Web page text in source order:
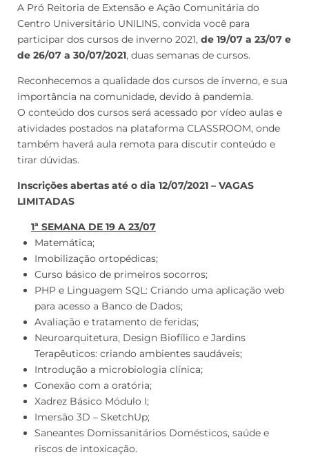
A Pró Reitoria de Extensão e Ação Comunitária do
Centro Universitário UNILINS, convida você para
participar dos cursos de inverno 2021, de 19/07 a 23/07 e
de 26/07 a 30/07/2021, duas semanas de cursos.
Reconhecemos a qualidade dos cursos de inverno, e sua
importância na comunidade, devido à pandemia.
O conteúdo dos cursos será acessado por vídeo aulas e
atividades postados na plataforma CLASSROOM, onde
também haverá aula remota para discutir conteúdo e
tirar dúvidas.
Inscrições abertas até o dia 12/07/2021 – VAGAS
LIMITADAS
1ª SEMANA DE 19 A 23/07
Matemática;
Imobilização ortopédicas;
Curso básico de primeiros socorros;
PHP e Linguagem SQL: Criando uma aplicação web
para acesso a Banco de Dados;
Avaliação e tratamento de feridas;
Neuroarquitetura, Design Biofílico e Jardins
Terapêuticos: criando ambientes saudáveis;
Introdução a microbiologia clínica;
Conexão com a oratória;
Xadrez Básico Módulo I;
Imersão 3D – SketchUp;
Saneantes Domissanitários Domésticos, saúde e
riscos de intoxicação.